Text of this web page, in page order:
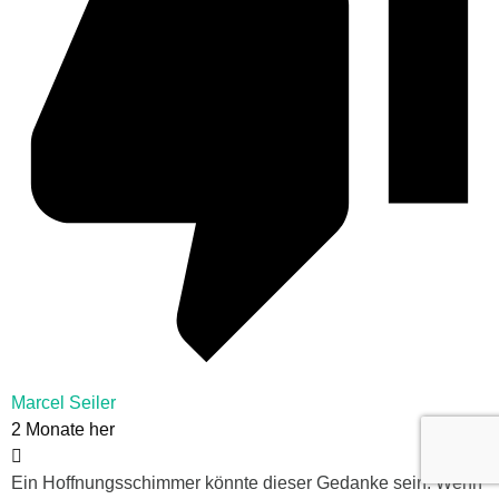
Marcel Seiler
2 Monate her
Ein Hoffnungsschimmer könnte dieser Gedanke sein: Wenn